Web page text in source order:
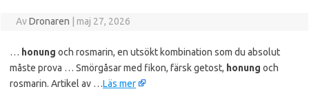
AvDronaren maj 27, 2026
… honung och rosmarin, en utsökt kombination som du absolut
måste prova … Smörgåsar med fikon, färsk getost, honung och
rosmarin. Artikel av …Läs mer